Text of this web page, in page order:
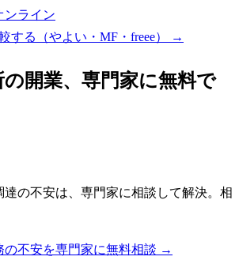
ンライン
する（やよい・MF・freee）
→
の開業、専門家に無料で
達の不安は、専門家に相談して解決。相
の不安を専門家に無料相談 →